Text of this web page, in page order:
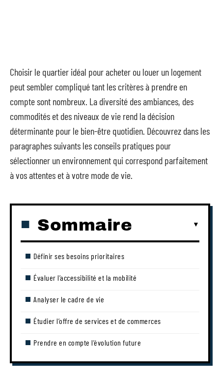
Choisir le quartier idéal pour acheter ou louer un logement
peut sembler compliqué tant les critères à prendre en
compte sont nombreux. La diversité des ambiances, des
commodités et des niveaux de vie rend la décision
déterminante pour le bien-être quotidien. Découvrez dans les
paragraphes suivants les conseils pratiques pour
sélectionner un environnement qui correspond parfaitement
à vos attentes et à votre mode de vie.
Sommaire
Définir ses besoins prioritaires
Évaluer l’accessibilité et la mobilité
Analyser le cadre de vie
Étudier l’offre de services et de commerces
Prendre en compte l’évolution future